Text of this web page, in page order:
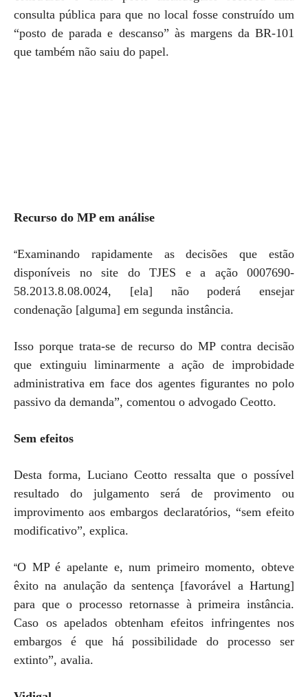
consulta pública para que no local fosse construído um
“posto de parada e descanso” às margens da BR-101
que também não saiu do papel.
Recurso do MP em análise
“Examinando rapidamente as decisões que estão
disponíveis no site do TJES e a ação 0007690-
58.2013.8.08.0024, [ela] não poderá ensejar
condenação [alguma] em segunda instância.
Isso porque trata-se de recurso do MP contra decisão
que extinguiu liminarmente a ação de improbidade
administrativa em face dos agentes figurantes no polo
passivo da demanda”, comentou o advogado Ceotto.
Sem efeitos
Desta forma, Luciano Ceotto ressalta que o possível
resultado do julgamento será de provimento ou
improvimento aos embargos declaratórios, “sem efeito
modificativo”, explica.
“O MP é apelante e, num primeiro momento, obteve
êxito na anulação da sentença [favorável a Hartung]
para que o processo retornasse à primeira instância.
Caso os apelados obtenham efeitos infringentes nos
embargos é que há possibilidade do processo ser
extinto”, avalia.